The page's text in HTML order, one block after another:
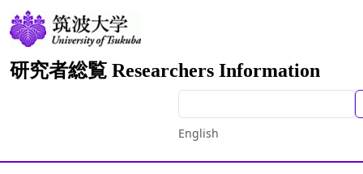
研究者総覧 Researchers Information
English